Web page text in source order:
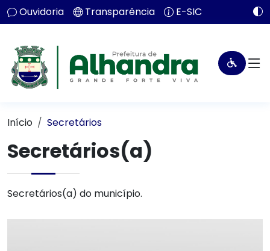
Ouvidoria Transparência E-SIC
Início Secretários
Secretários(a)
Secretários(a) do município.